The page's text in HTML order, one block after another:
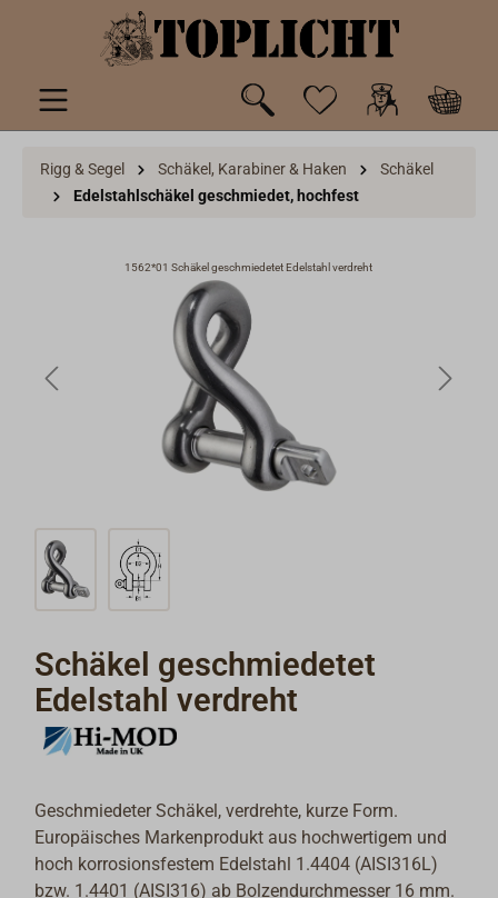
springen
Rigg & Segel Schäkel, Karabiner & Haken
Schäkel
Edelstahlschäkel geschmiedet, hochfest
1562*01 Schäkel geschmiedetet Edelstahl verdreht
Schäkel geschmiedetet
Edelstahl verdreht
Geschmiedeter Schäkel, verdrehte, kurze Form.
Europäisches Markenprodukt aus hochwertigem und
hoch korrosionsfestem Edelstahl 1.4404 (AISI316L)
bzw. 1.4401 (AISI316) ab Bolzendurchmesser 16 mm.